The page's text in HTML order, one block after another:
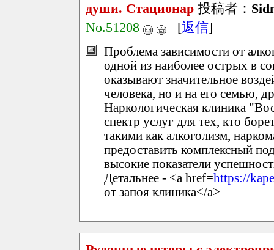
души. Стационар 投稿者：
No.51208
[返信]
Проблема зависимости от
одной из наиболее острых в
оказывают значительное
человека, но и на его семью,
Наркологическая клиника
спектр услуг для тех, кто
такими как алкоголизм,
предоставить комплексный
высокие показатели
Детальнее - <a href=https://
от запоя клиника</a>